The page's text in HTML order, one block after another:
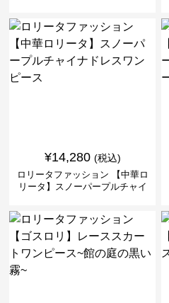
¥14,280 (税込)
ロリータファッション 【中華ロ
リータ】スノーパープルチャイ